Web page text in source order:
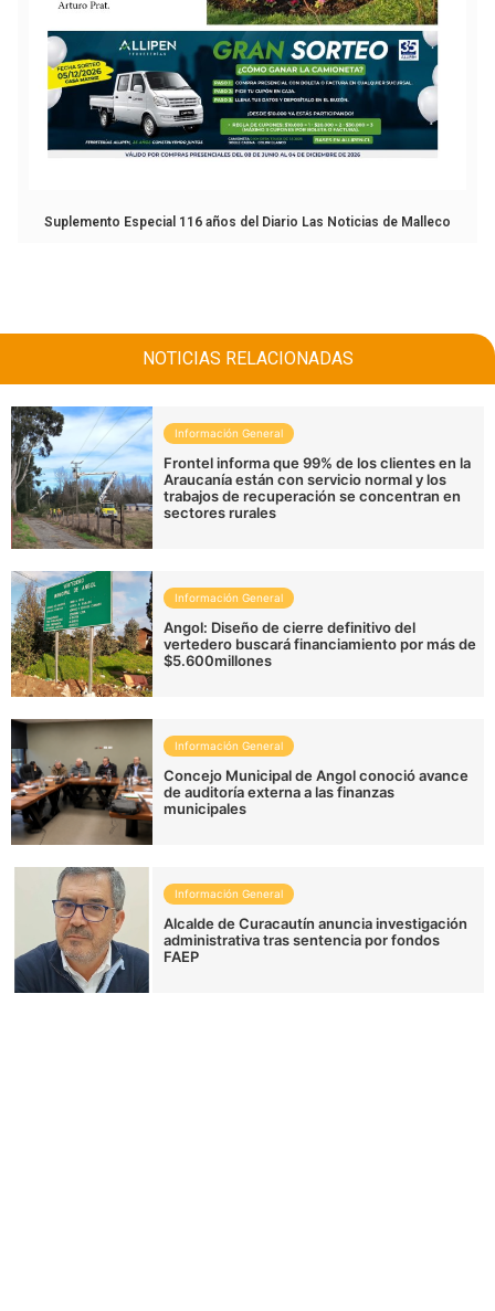
Suplemento Especial 116 años del Diario Las Noticias de Malleco
NOTICIAS RELACIONADAS
Información General
Frontel informa que 99% de los clientes en la
Araucanía están con servicio normal y los
trabajos de recuperación se concentran en
sectores rurales
Información General
Angol: Diseño de cierre definitivo del
vertedero buscará financiamiento por más de
$5.600millones
Información General
Concejo Municipal de Angol conoció avance
de auditoría externa a las finanzas
municipales
Información General
Alcalde de Curacautín anuncia investigación
administrativa tras sentencia por fondos
FAEP